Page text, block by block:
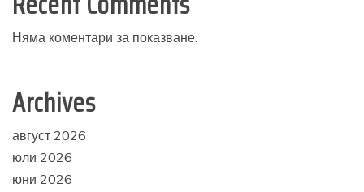
Няма коментари за показване.
Archives
август 2026
юли 2026
юни 2026